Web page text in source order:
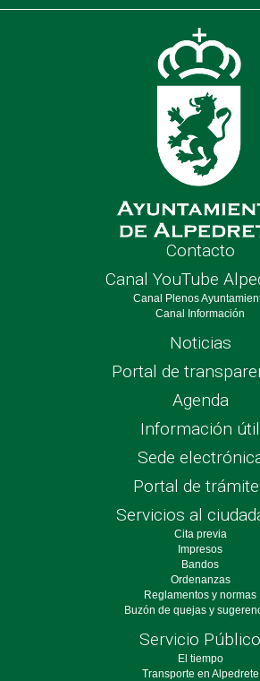
Contacto
Canal YouTube
Canal Plenos
Canal Información
Noticias
Portal de
Agenda
Información útil
Sede
Portal de
Servicios al
Cita previa
Impresos
Bandos
Ordenanzas
Reglamentos y normas
Buzón de quejas y
Servicio Público
El tiempo
Transporte en Alpedrete